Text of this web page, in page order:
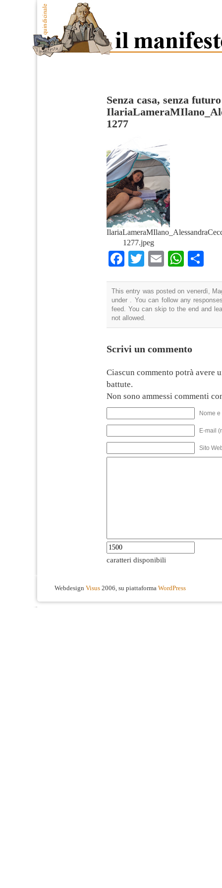
Senza casa, senza futuro
1277
1277.jpeg
Facebook
TwitterEmail
This entry was posted on venerdì,
under . You can follow any
feed. You can skip to the end and
not allowed.
Scrivi un commento
Ciascun commento potrà avere
battute.
Non sono ammessi commenti
Nome
E-mail
Sito
caratteri disponibili
Webdesign Visus 2006, su piattaforma WordPress